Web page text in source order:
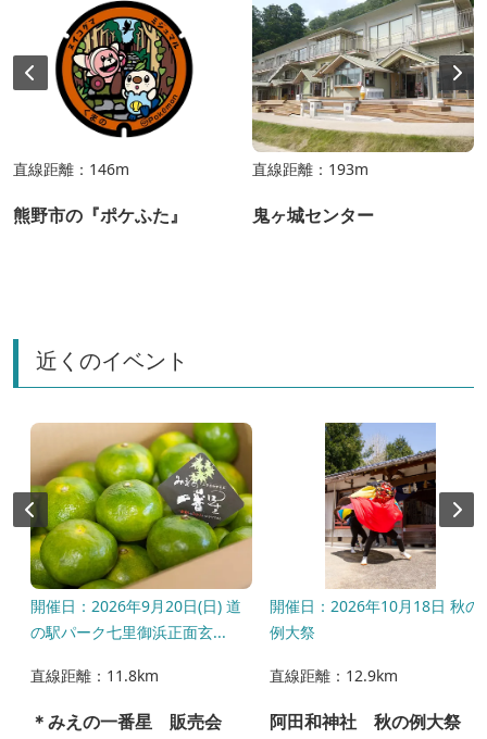
直線距離：146m
熊野市の『ポケふた』
直線距離：193m
鬼ヶ城センター
近くのイベント
開催日：2026年9月20日(日) 道
の駅パーク七里御浜正面玄...
直線距離：11.8km
＊みえの一番星 販売会
開催日：2026年10月18日 秋の
例大祭
直線距離：12.9km
阿田和神社 秋の例大祭